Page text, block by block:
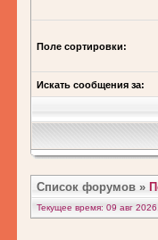
Поле сортировки:
Искать сообщения за:
Список форумов »
Текущее время: 09 авг